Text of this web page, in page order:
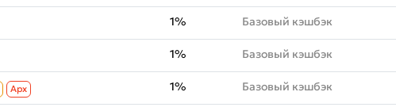
1% Базовый кэшбэк
1% Базовый кэшбэк
Aрх 1% Базовый кэшбэк